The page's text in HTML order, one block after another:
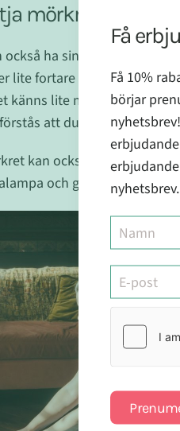
mörkret
också ha sin träningsfördel
lite fortare än vad man
känns lite mer spännande.
att du har reflex på
kan också göra att
och gör en stretch-
Få
Få 10%
börjar
nyhetsbrev.